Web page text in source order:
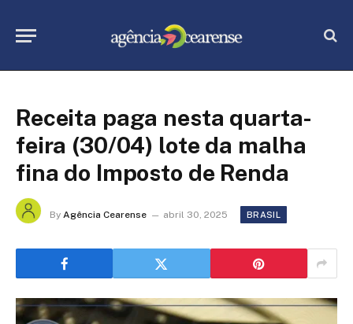
Receita paga nesta quarta-
feira (30/04) lote da malha
fina do Imposto de Renda
By Agência Cearense abril 30, 2025 BRASIL